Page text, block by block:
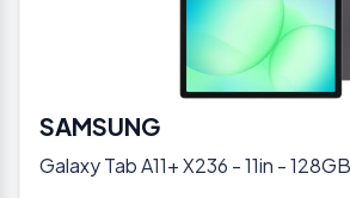
SAMSUNG
Galaxy Tab A11+ X236 - 11in -